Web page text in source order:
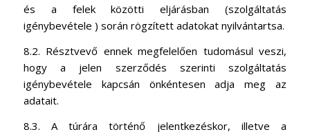
és a felek közötti eljárásban (szolgáltatás
igénybevétele ) során rögzített adatokat nyilvántartsa.
8.2. Résztvevő ennek megfelelően tudomásul veszi,
hogy a jelen szerződés szerinti szolgáltatás
igénybevétele kapcsán önkéntesen adja meg az
adatait.
8.3. A túrára történő jelentkezéskor, illetve a